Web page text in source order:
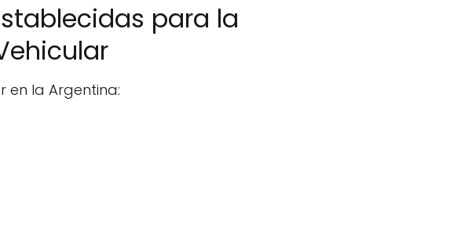
para la
en la Argentina: